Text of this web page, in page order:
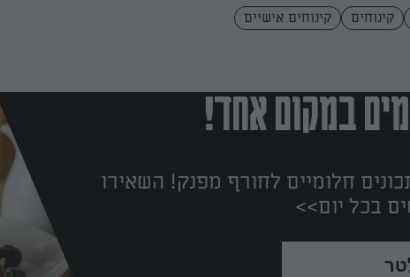
קינוחים קינוחים אישיים
במקום אחד!
חלומיים לחורף מפנק! השאירו
בכל יום>>